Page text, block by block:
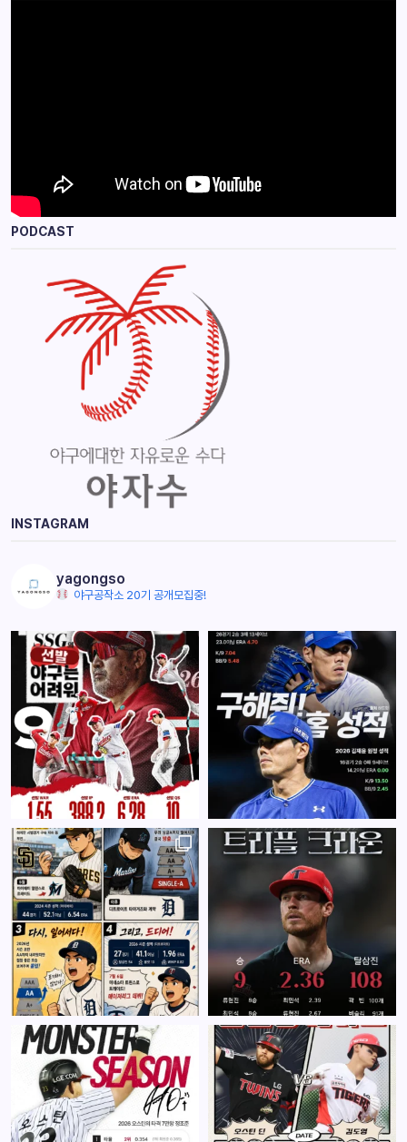
PODCAST
INSTAGRAM
yagongso
야구공작소 20기 공개모집중!